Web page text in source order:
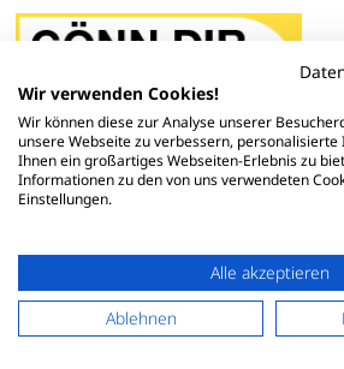
Wir verwenden Cookies!
Wir können diese zur Analyse unserer
unsere Webseite zu verbessern,
Ihnen ein großartiges Webseiten-Erlebnis zu
Informationen zu den von uns verwendeten
Einstellungen.
Alle akzeptieren
Ablehnen